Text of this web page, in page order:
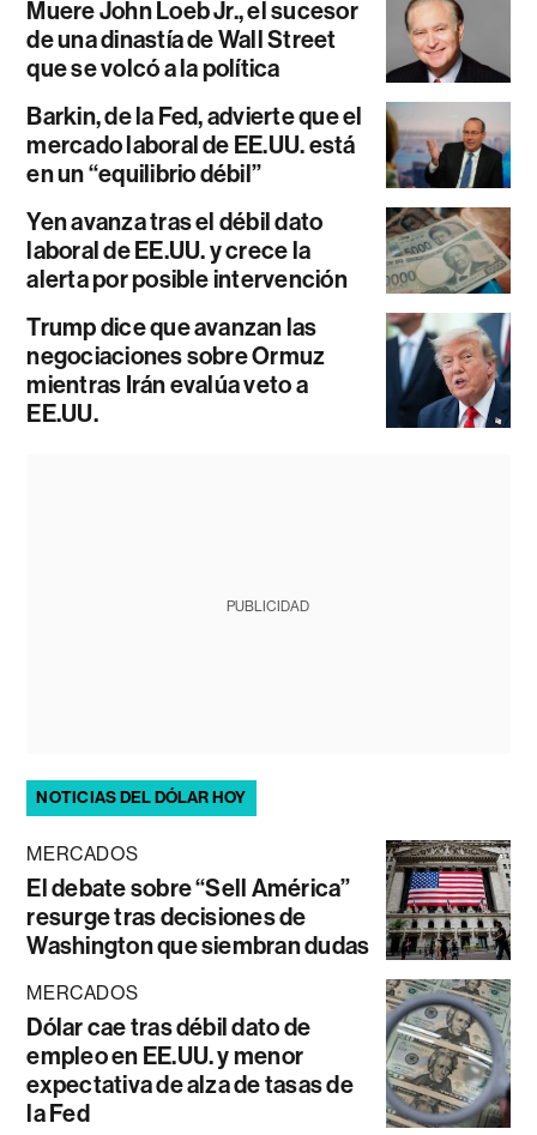
Muere John Loeb Jr., el sucesor
de una dinastía de Wall Street
que se volcó a la política
Barkin, de la Fed, advierte que el
mercado laboral de EE.UU. está
en un “equilibrio débil”
Yen avanza tras el débil dato
laboral de EE.UU. y crece la
alerta por posible intervención
Trump dice que avanzan las
negociaciones sobre Ormuz
mientras Irán evalúa veto a
EE.UU.
PUBLICIDAD
NOTICIAS DEL DÓLAR HOY
MERCADOS
El debate sobre “Sell América”
resurge tras decisiones de
Washington que siembran dudas
MERCADOS
Dólar cae tras débil dato de
empleo en EE.UU. y menor
expectativa de alza de tasas de
la Fed